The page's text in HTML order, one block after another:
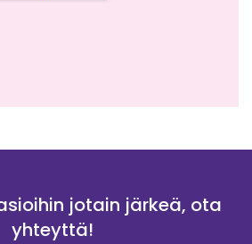
jotain järkeä, ota
yhteyttä!